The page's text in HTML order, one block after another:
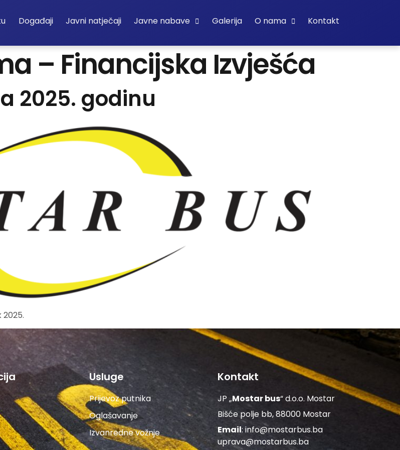
Događaji Javni natječaji Javne nabave Galerija O nama Kontakt
– Financijska Izvješća
2025. godinu
Usluge
Prijevoz putnika
Oglašavanje
Izvanredne vožnje
Kontakt
JP „Mostar bus“ d.o.o. Mostar
Bišće polje bb, 88000 Mostar
Email: info@mostarbus.ba
uprava@mostarbus.ba